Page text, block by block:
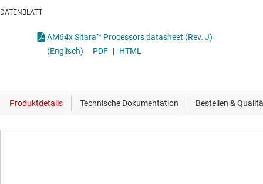
DATENBLATT
AM64x Sitara™ Processors datasheet (Rev. J)
(Englisch)
PDF | HTML